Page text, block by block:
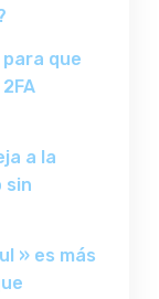
que
a la
sin
» es más